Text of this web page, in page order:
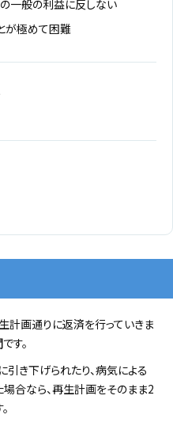
一般の利益に反しない
が極めて困難
画通りに返済を行っていきま
です。
き下げられたり、病気による
合なら、再生計画をそのまま2